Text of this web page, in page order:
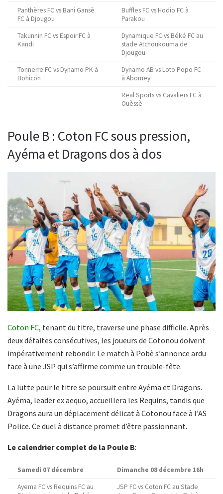
Panthères FC vs Bani Gansè
FC à Djougou
Buffles FC vs Hodio FC à
Parakou
Takunnin FC vs Espoir FC à
Kandi
Dynamique FC vs Béké FC au
stade Atchoukouma de
Djougou
Tonnerre FC vs Dynamo PK à
Bohicon
Dynamo AB vs Loto Popo FC
à Abomey
Real Sports vs Cavaliers FC à
Ouèssè
Poule B : Coton FC sous pression,
Ayéma et Dragons dos à dos
Coton FC, tenant du titre, traverse une phase difficile. Après
deux défaites consécutives, les joueurs de Cotonou doivent
impérativement rebondir. Le match à Pobè s’annonce ardu
face à une JSP qui s’affirme comme un trouble-fête.
La lutte pour le titre se poursuit entre Ayéma et Dragons.
Ayéma, leader ex aequo, accueillera les Requins, tandis que
Dragons aura un déplacement délicat à Cotonou face à l’AS
Police. Ce duel à distance promet d’être passionnant.
Le calendrier complet de la Poule B:
Samedi 07 décembre
Dimanche 08 décembre 16h
Ayema FC vs Requins FC au
JSP FC vs Coton FC au Stade